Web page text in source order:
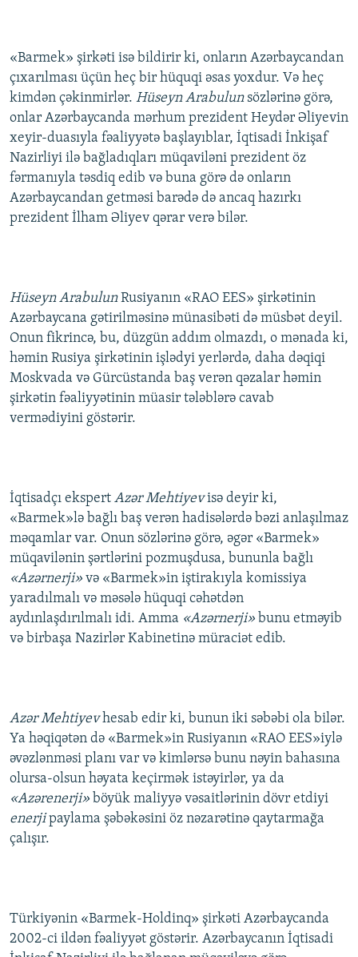
«Barmek» şirkəti isə bildirir ki, onların Azərbaycandan
çıxarılması üçün heç bir hüquqi əsas yoxdur. Və heç
kimdən çəkinmirlər. Hüseyn Arabulunsözlərinə görə,
onlar Azərbaycanda mərhum prezident Heydər Əliyevin
xeyir-duasıyla fəaliyyətə başlayıblar, İqtisadi İnkişaf
Nazirliyi ilə bağladıqları müqaviləni prezident öz
fərmanıyla təsdiq edib və buna görə də onların
Azərbaycandan getməsi barədə də ancaq hazırkı
prezident İlham Əliyev qərar verə bilər.
Hüseyn ArabulunRusiyanın «RAO EES» şirkətinin
Azərbaycana gətirilməsinə münasibəti də müsbət deyil.
Onun fikrincə, bu, düzgün addım olmazdı, o mənada ki,
həmin Rusiya şirkətinin işlədyi yerlərdə, daha dəqiqi
Moskvada və Gürcüstanda baş verən qəzalar həmin
şirkətin fəaliyyətinin müasir tələblərə cavab
vermədiyini göstərir.
İqtisadçı ekspert Azər Mehtiyevisə deyir ki,
«Barmek»lə bağlı baş verən hadisələrdə bəzi anlaşılmaz
məqamlar var. Onun sözlərinə görə, əgər «Barmek»
müqavilənin şərtlərini pozmuşdusa, bununla bağlı
«Azərnerji» və «Barmek»in iştirakıyla komissiya
yaradılmalı və məsələ hüquqi cəhətdən
aydınlaşdırılmalı idi. Amma «Azərnerji» bunu etməyib
və birbaşa Nazirlər Kabinetinə müraciət edib.
Azər Mehtiyevhesab edir ki, bunun iki səbəbi ola bilər.
Ya həqiqətən də «Barmek»in Rusiyanın «RAO EES»iylə
əvəzlənməsi planı var və kimlərsə bunu nəyin bahasına
olursa-olsun həyata keçirmək istəyirlər, ya da
«Azərenerji» böyük maliyyə vəsaitlərinin dövr etdiyi
enerjipaylama şəbəkəsini öz nəzarətinə qaytarmağa
çalışır.
Türkiyənin «Barmek-Holdinq» şirkəti Azərbaycanda
2002-ci ildən fəaliyyət göstərir. Azərbaycanın İqtisadi